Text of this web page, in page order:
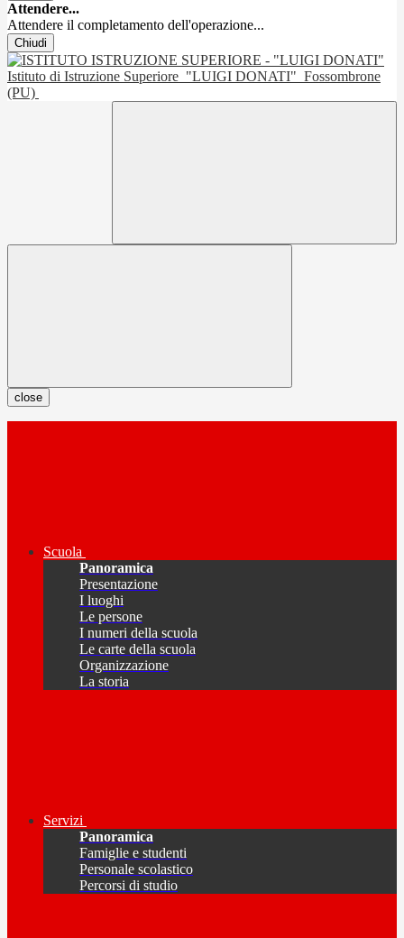
Attendere...
Attendere il completamento dell'operazione...
Chiudi
Istituto di Istruzione Superiore "LUIGI DONATI" Fossombrone
(PU)
close
Scuola
Panoramica
Presentazione
I luoghi
Le persone
I numeri della scuola
Le carte della scuola
Organizzazione
La storia
Servizi
Panoramica
Famiglie e studenti
Personale scolastico
Percorsi di studio